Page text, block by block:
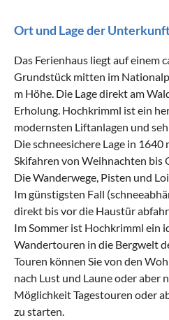
Ort und Lage der
Das Ferienhaus liegt auf einem
Grundstück mitten im
m Höhe. Die Lage direkt am
Erholung. Hochkrimml ist ein
modernsten Liftanlagen und
Die schneesichere Lage in
Skifahren von Weihnachten bis
Die Wanderwege, Pisten und
Im günstigsten Fall
direkt bis vor die Haustür
Im Sommer ist Hochkrimml ein
Wandertouren in die Bergwelt
Touren können Sie von den
nach Lust und Laune oder aber
Möglichkeit Tagestouren oder
zu starten.